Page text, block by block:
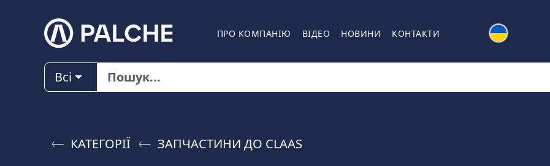
ПРО КОМПАНІЮ ВІДЕО НОВИНИ КОНТАКТИ
Всі
КАТЕГОРІЇ ЗАПЧАСТИНИ ДО CLAAS